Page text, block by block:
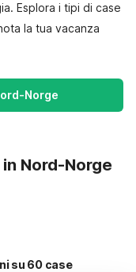
Esplora i tipi di case
la tua vacanza
Norge
Nord-Norge
su 60 case